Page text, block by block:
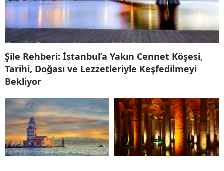
Şile Rehberi: İstanbul’a Yakın Cennet Köşesi,
Tarihi, Doğası ve Lezzetleriyle Keşfedilmeyi
Bekliyor